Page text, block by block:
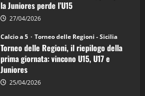
a
5:
la
Juniores
è
vicecampione
d’Italia
la Juniores perde l’U15
27/04/2026
Calcio a 5 Torneo delle Regioni - Sicilia
Torneo delle Regioni, il riepilogo della
prima giornata: vincono U15, U17 e
Juniores
25/04/2026